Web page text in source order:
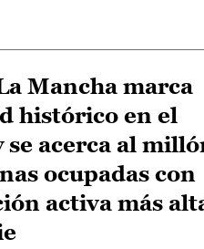
Mancha marca
histórico en el
se acerca al
ocupadas con
activa más